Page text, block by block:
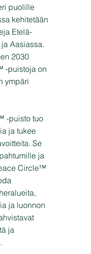
puolille
kehitetään
Etelä-
Aasiassa.
2030
-puistoja on
ympäri
-puisto tuo
ja tukee
Se
ja
Circle™
ja luonnon
ja